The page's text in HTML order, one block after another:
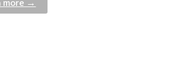
more →